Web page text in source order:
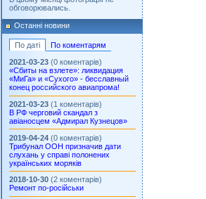
обговорювались.
Останні новини
По даті
По коментарям
2021-03-23 (0 коментарів)
«Сбиты на взлете»: ликвидация
«МиГа» и «Сухого» - бесславный
конец российского авиапрома!
2021-03-23 (1 коментарів)
В РФ черговий скандал з
авіаносцем «Адмирал Кузнецов»
2019-04-24 (0 коментарів)
Трибунал ООН призначив дати
слухань у справі полонених
українських моряків
2018-10-30 (2 коментарів)
Ремонт по-російськи